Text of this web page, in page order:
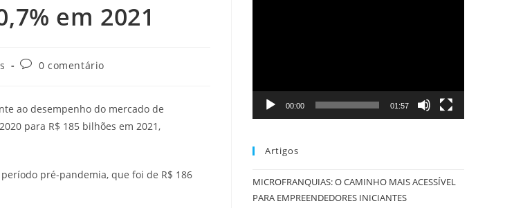
em 2021
0 comentário
ao desempenho do mercado de
para R$ 185 bilhões em 2021,
pré-pandemia, que foi de R$ 186
00:00 01:57
Artigos
MICROFRANQUIAS: O CAMINHO MAIS ACESSÍVEL
PARA EMPREENDEDORES INICIANTES